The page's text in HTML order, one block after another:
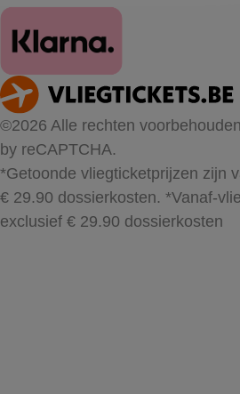
©2026 Alle rechten
by reCAPTCHA.
*Getoonde vliegticketprijzen zijn
€ 29.90 dossierkosten. *Vanaf-
exclusief € 29.90 dossierkosten